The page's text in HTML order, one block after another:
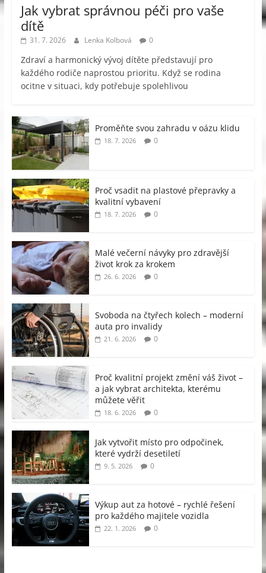
Jak vybrat správnou péči pro vaše
dítě
31. 7. 2026 Lenka Kolbová 0
Zdraví a harmonický vývoj dítěte představují pro
každého rodiče naprostou prioritu. Když se rodina
ocitne v situaci, kdy potřebuje spolehlivou
Proměňte svou zahradu v oázu klidu
18. 7. 2026 0
Proč vsadit na plastové přepravky a
kvalitní vybavení
18. 7. 2026 0
Malé večerní návyky pro zdravější
život krok za krokem
26. 6. 2026 0
Svoboda na čtyřech kolech – moderní
auta pro invalidy
21. 6. 2026 0
Proč kvalitní projekt změní váš život –
a jak vybrat architekta, kterému
můžete věřit
18. 6. 2026 0
Jak vytvořit místo pro odpočinek,
které vydrží desetiletí
9. 5. 2026 0
Výkup aut za hotové – rychlé řešení
pro každého majitele vozidla
22. 1. 2026 0